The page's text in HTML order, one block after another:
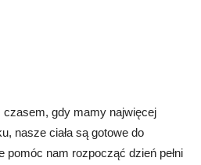
czasem, gdy mamy najwięcej
nasze ciała są gotowe do
pomóc nam rozpocząć dzień pełni